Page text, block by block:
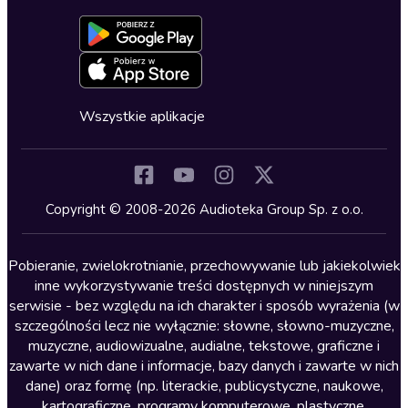
Dla młodzieży
Kryminały
Lektury szkolne
Literatura anglojęzyczna
Literatura faktu
Literatura obyczajowa
Literatura piękna obca
Literatura piękna polska
Formularz zgłaszania nielegalnych treści
Deklaracja dostępności
Oferta dla firm i bibliotek
Blog
Zapowiedzi
Cykle audiobooków
Wszystkie aplikacje
Copyright © 2008-2026 Audioteka Group Sp. z o.o.
Pobieranie, zwielokrotnianie, przechowywanie lub jakiekolwiek
inne wykorzystywanie treści dostępnych w niniejszym
serwisie - bez względu na ich charakter i sposób wyrażenia (w
szczególności lecz nie wyłącznie: słowne, słowno-muzyczne,
muzyczne, audiowizualne, audialne, tekstowe, graficzne i
zawarte w nich dane i informacje, bazy danych i zawarte w nich
dane) oraz formę (np. literackie, publicystyczne, naukowe,